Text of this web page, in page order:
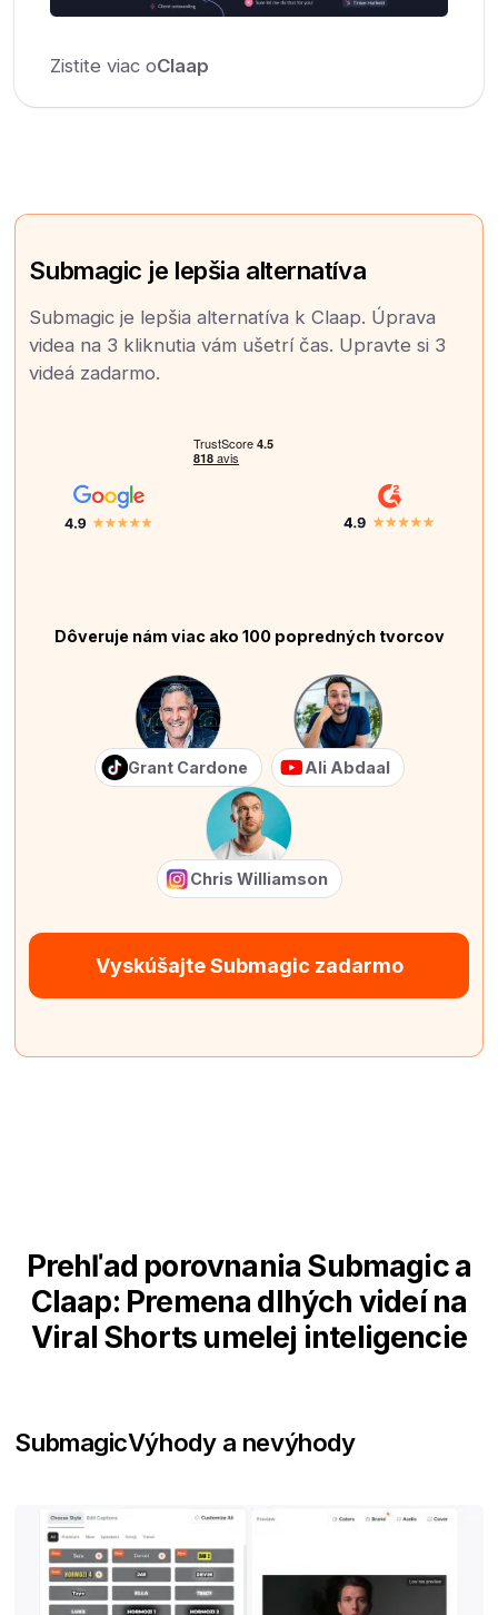
Zistite viac oClaap
Submagic je lepšia alternatíva
Submagic je lepšia alternatíva k Claap. Úprava
videa na 3 kliknutia vám ušetrí čas. Upravte si 3
videá zadarmo.
Dôveruje nám viac ako 100 popredných tvorcov
Grant Cardone Ali Abdaal
Chris Williamson
Vyskúšajte Submagic zadarmo
Prehľad porovnania Submagic a
Claap: Premena dlhých videí na
Viral Shorts umelej inteligencie
SubmagicVýhody a nevýhody